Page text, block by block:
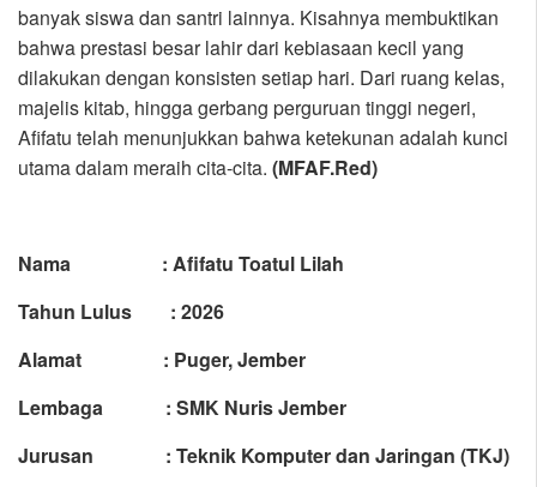
banyak siswa dan santri lainnya. Kisahnya membuktikan
bahwa prestasi besar lahir dari kebiasaan kecil yang
dilakukan dengan konsisten setiap hari. Dari ruang kelas,
majelis kitab, hingga gerbang perguruan tinggi negeri,
Afifatu telah menunjukkan bahwa ketekunan adalah kunci
utama dalam meraih cita-cita. (MFAF.Red)
Nama : Afifatu Toatul Lilah
Tahun Lulus : 2026
Alamat : Puger, Jember
Lembaga : SMK Nuris Jember
Jurusan : Teknik Komputer dan Jaringan (TKJ)